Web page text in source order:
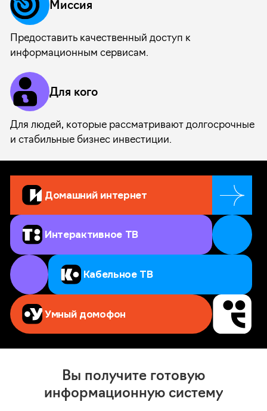
Миссия
Предоставить качественный доступ к
информационным сервисам.
Для кого
Для людей, которые рассматривают долгосрочные
и стабильные бизнес инвестиции.
Домашний интернет
Интерактивное ТВ
Кабельное ТВ
Умный домофон
Вы получите готовую
информационную систему